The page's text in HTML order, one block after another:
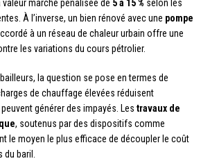
marché pénalisée de 5 à 15 % selon les
À l’inverse, un bien rénové avec une pompe
à un réseau de chaleur urbain offre une
les variations du cours pétrolier.
la question se pose en termes de
de chauffage élevées réduisent
générer des impayés. Les travaux de
, soutenus par des dispositifs comme
le moyen le plus efficace de découpler le coût
du baril.